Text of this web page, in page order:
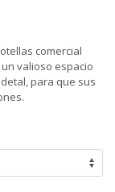
comercial
valioso espacio
para que sus